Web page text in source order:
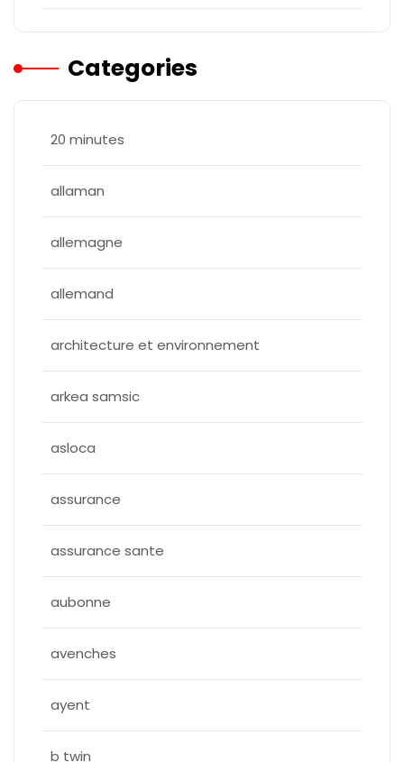
Categories
20 minutes
allaman
allemagne
allemand
architecture et environnement
arkea samsic
asloca
assurance
assurance sante
aubonne
avenches
ayent
b twin